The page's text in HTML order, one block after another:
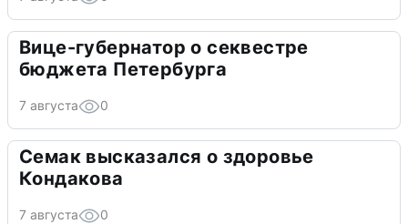
Вице-губернатор о секвестре
бюджета Петербурга
7 августа 0
Семак высказался о здоровье
Кондакова
7 августа 0